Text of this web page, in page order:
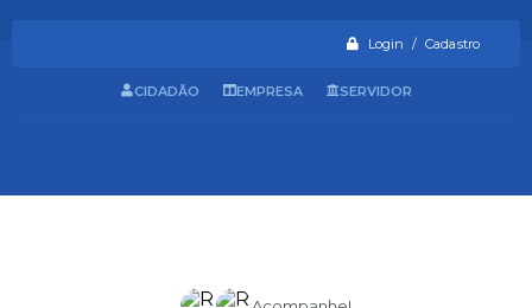
Login / Cadastro
CIDADÃO EMPRESA SERVIDOR